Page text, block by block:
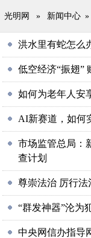
光明网 » 新闻中心 »
洪水里有蛇怎么
低空经济“振翅”
如何为老年人安
AI新赛道，如何
市场监管总局：
查计划
尊崇法治 厉行
“群发神器”沦为
中央网信办指导